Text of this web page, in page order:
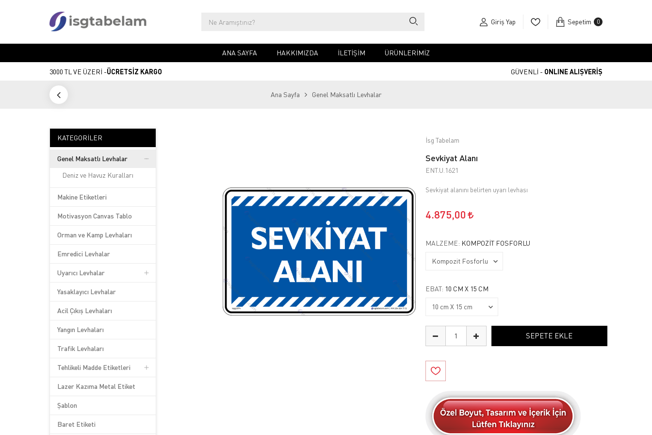
Giriş Yap Sepetim 0
ANA SAYFA HAKKIMIZDA İLETIŞIM ÜRÜNLERİMİZ
3000 TL VE ÜZERİ -ÜCRETSİZ KARGO GÜVENLİ - ONLINE ALIŞVERİŞ
Ana Sayfa Genel Maksatlı Levhalar
KATEGORILER
Genel Maksatlı Levhalar
Deniz ve Havuz Kuralları
Makine Etiketleri
Motivasyon Canvas Tablo
Orman ve Kamp Levhaları
Emredici Levhalar
Uyarıcı Levhalar
Yasaklayıcı Levhalar
Acil Çıkış Levhaları
Yangın Levhaları
Trafik Levhaları
Tehlikeli Madde Etiketleri
Lazer Kazıma Metal Etiket
Şablon
Baret Etiketi
İsg Tabelam
Sevkiyat Alanı
ENT.U.1621
Sevkiyat alanını belirten uyarı levhası
4.875,00
MALZEME: KOMPOZIT FOSFORLU
EBAT: 10 CM X 15 CM
SEPETE EKLE